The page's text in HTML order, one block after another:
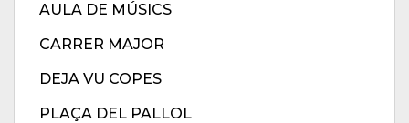
AULA DE MÚSICS
CARRER MAJOR
DEJA VU COPES
PLAÇA DEL PALLOL